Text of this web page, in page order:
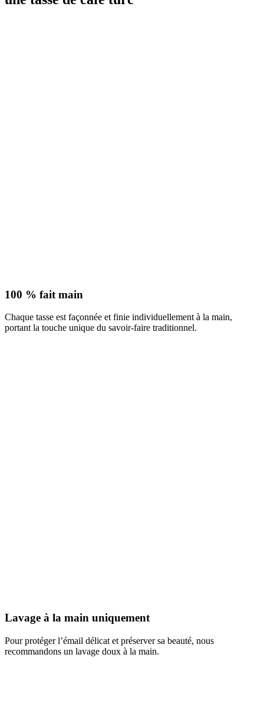
100 % fait main
Chaque tasse est façonnée et finie individuellement à la main,
portant la touche unique du savoir-faire traditionnel.
Lavage à la main uniquement
Pour protéger l’émail délicat et préserver sa beauté, nous
recommandons un lavage doux à la main.